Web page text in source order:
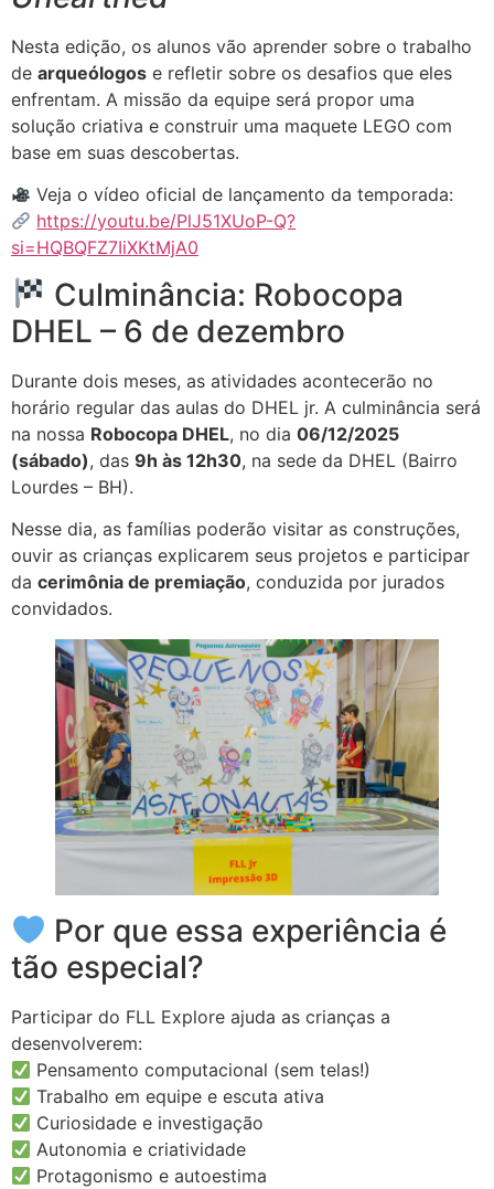
Nesta edição, os alunos vão aprender sobre o trabalho
de arqueólogos e refletir sobre os desafios que eles
enfrentam. A missão da equipe será propor uma
solução criativa e construir uma maquete LEGO com
base em suas descobertas.
Veja o vídeo oficial de lançamento da temporada:
https://youtu.be/PlJ51XUoP-Q?
si=HQBQFZ7IiXKtMjA0
Culminância: Robocopa
DHEL – 6 de dezembro
Durante dois meses, as atividades acontecerão no
horário regular das aulas do DHEL jr. A culminância será
na nossa Robocopa DHEL, no dia 06/12/2025
(sábado), das 9h às 12h30, na sede da DHEL (Bairro
Lourdes – BH).
Nesse dia, as famílias poderão visitar as construções,
ouvir as crianças explicarem seus projetos e participar
da cerimônia de premiação, conduzida por jurados
convidados.
Por que essa experiência é
tão especial?
Participar do FLL Explore ajuda as crianças a
desenvolverem:
Pensamento computacional (sem telas!)
Trabalho em equipe e escuta ativa
Curiosidade e investigação
Autonomia e criatividade
Protagonismo e autoestima